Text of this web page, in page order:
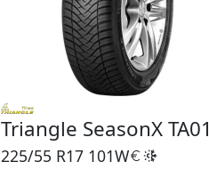
Triangle SeasonX TA01
225/55 R17 101W